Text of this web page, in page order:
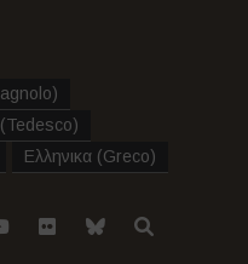
)
(Tedesco)
Ελληνικα (Greco)